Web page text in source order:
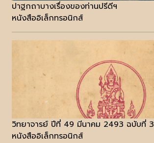
ปาฐกถาบางเรื่องของท่านปรีดีฯ
หนังสืออิเล็กทรอนิกส์
วิทยาจารย์ ปีที่ 49 มีนาคม 2493 ฉบับที่ 3
หนังสืออิเล็กทรอนิกส์